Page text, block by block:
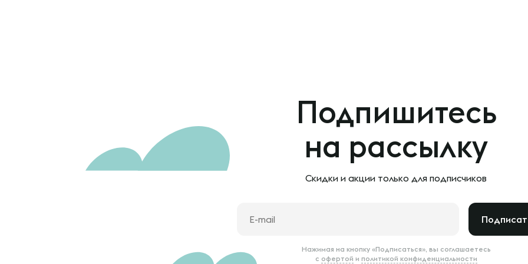
Подпишитесь
на рассылку
Скидки и акции только для подписчиков
Нажимая на кнопку «Подписаться», вы соглашаетесь
с офертой и политикой конфиденциальности